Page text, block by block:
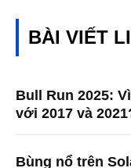
BÀI VIẾT
Bull Run 2025:
với 2017 và
Bùng nổ trên